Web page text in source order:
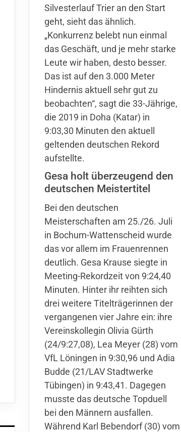
Silvesterlauf Trier an den Start
geht, sieht das ähnlich.
„Konkurrenz belebt nun einmal
das Geschäft, und je mehr starke
Leute wir haben, desto besser.
Das ist auf den 3.000 Meter
Hindernis aktuell sehr gut zu
beobachten“, sagt die 33-Jährige,
die 2019 in Doha (Katar) in
9:03,30 Minuten den aktuell
geltenden deutschen Rekord
aufstellte.
Gesa holt überzeugend den
deutschen Meistertitel
Bei den deutschen
Meisterschaften am 25./26. Juli
in Bochum-Wattenscheid wurde
das vor allem im Frauenrennen
deutlich. Gesa Krause siegte in
Meeting-Rekordzeit von 9:24,40
Minuten. Hinter ihr reihten sich
drei weitere Titelträgerinnen der
vergangenen vier Jahre ein: ihre
Vereinskollegin Olivia Gürth
(24/9:27,08), Lea Meyer (28) vom
VfL Löningen in 9:30,96 und Adia
Budde (21/LAV Stadtwerke
Tübingen) in 9:43,41. Dagegen
musste das deutsche Topduell
bei den Männern ausfallen.
Während Karl Bebendorf (30) vom